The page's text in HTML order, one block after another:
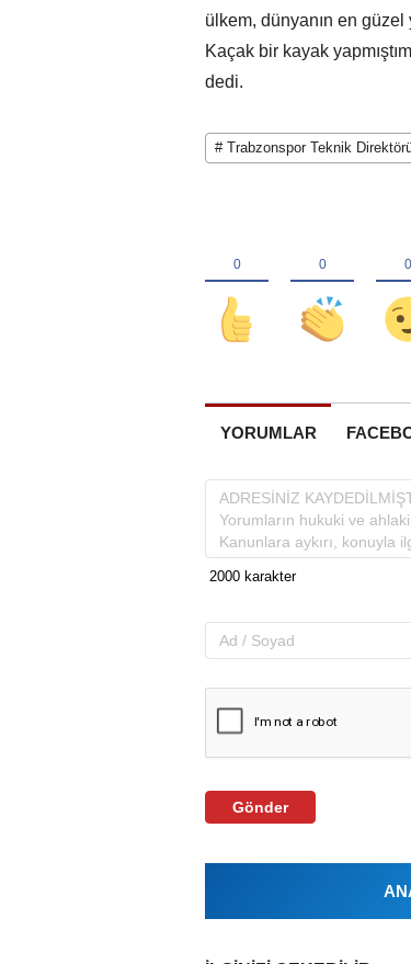
ülkem, dünyanın en güzel
Kaçak bir kayak
dedi.
# Trabzonspor Teknik
YORUMLAR
Gönder